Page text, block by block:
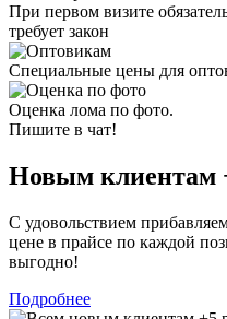
При первом визите
требует закон
Специальные цены для
Оценка лома по фото.
Пишите в чат!
Новым клиентам
С удовольствием
цене в прайсе по каждой
выгодно!
Подробнее